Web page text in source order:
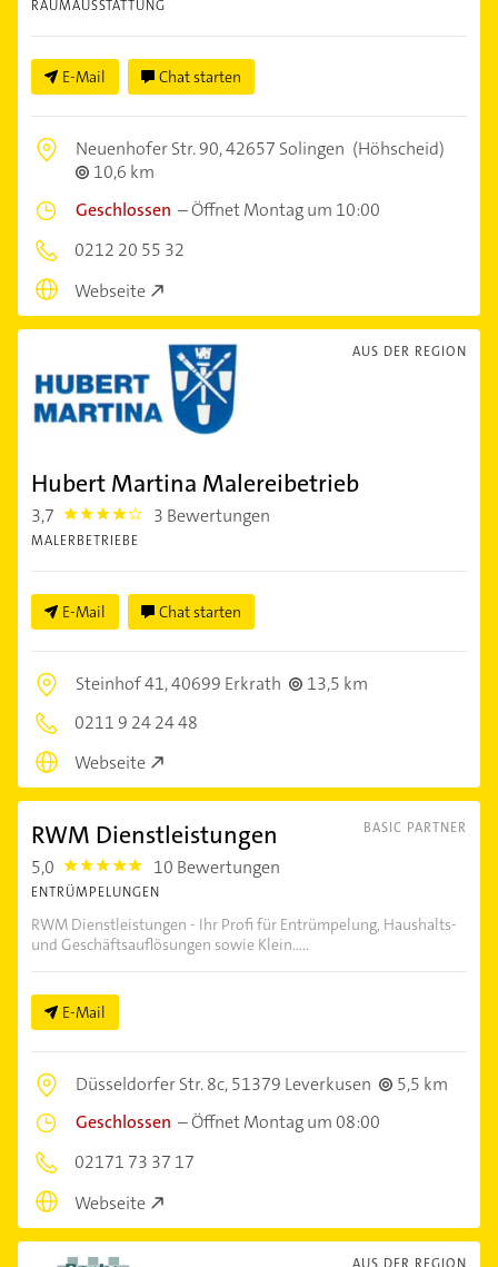
RAUMAUSSTATTUNG
E-Mail Chat starten
Neuenhofer Str. 90,42657 Solingen (Höhscheid)
10,6 km
Geschlossen –Öffnet Montag um 10:00
0212 20 55 32
Webseite
AUS DER REGION
Hubert Martina Malereibetrieb
3,7 3.7 3 Bewertungen
MALERBETRIEBE
E-Mail Chat starten
Steinhof 41,40699 Erkrath
13,5 km
0211 9 24 24 48
Webseite
BASIC PARTNER
RWM Dienstleistungen
5,0 5.0 10 Bewertungen
ENTRÜMPELUNGEN
RWM Dienstleistungen - Ihr Profi für Entrümpelung, Haushalts-
und Geschäftsauflösungen sowie Klein.....
E-Mail
Düsseldorfer Str. 8c,51379 Leverkusen
5,5 km
Geschlossen –Öffnet Montag um 08:00
02171 73 37 17
Webseite
AUS DER REGION